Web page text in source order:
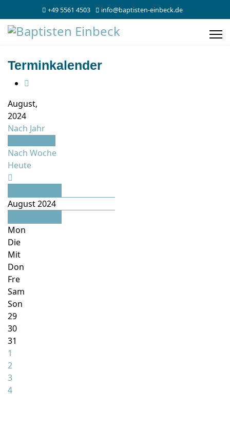
+49 5561 4503 info@baptisten-einbeck.de
Terminkalender
August,
2024
Nach Jahr
Nach Woche
Heute
August 2024
Mon
Die
Mit
Don
Fre
Sam
Son
29
30
31
1
2
3
4